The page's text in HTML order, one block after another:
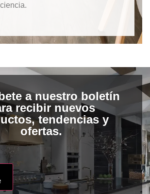
a nuestro boletín
recibir nuevos
tendencias y
ofertas.